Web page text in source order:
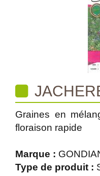
Graines en
floraison rapide
Marque :
Type de produit :